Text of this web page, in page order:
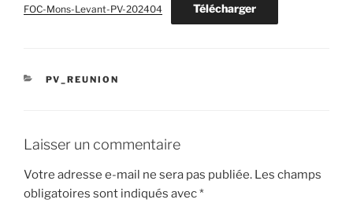
FOC-Mons-Levant-PV-202404 Télécharger
CATÉGORIES
PV_REUNION
Laisser un commentaire
Votre adresse e-mail ne sera pas publiée. Les champs
obligatoires sont indiqués avec*